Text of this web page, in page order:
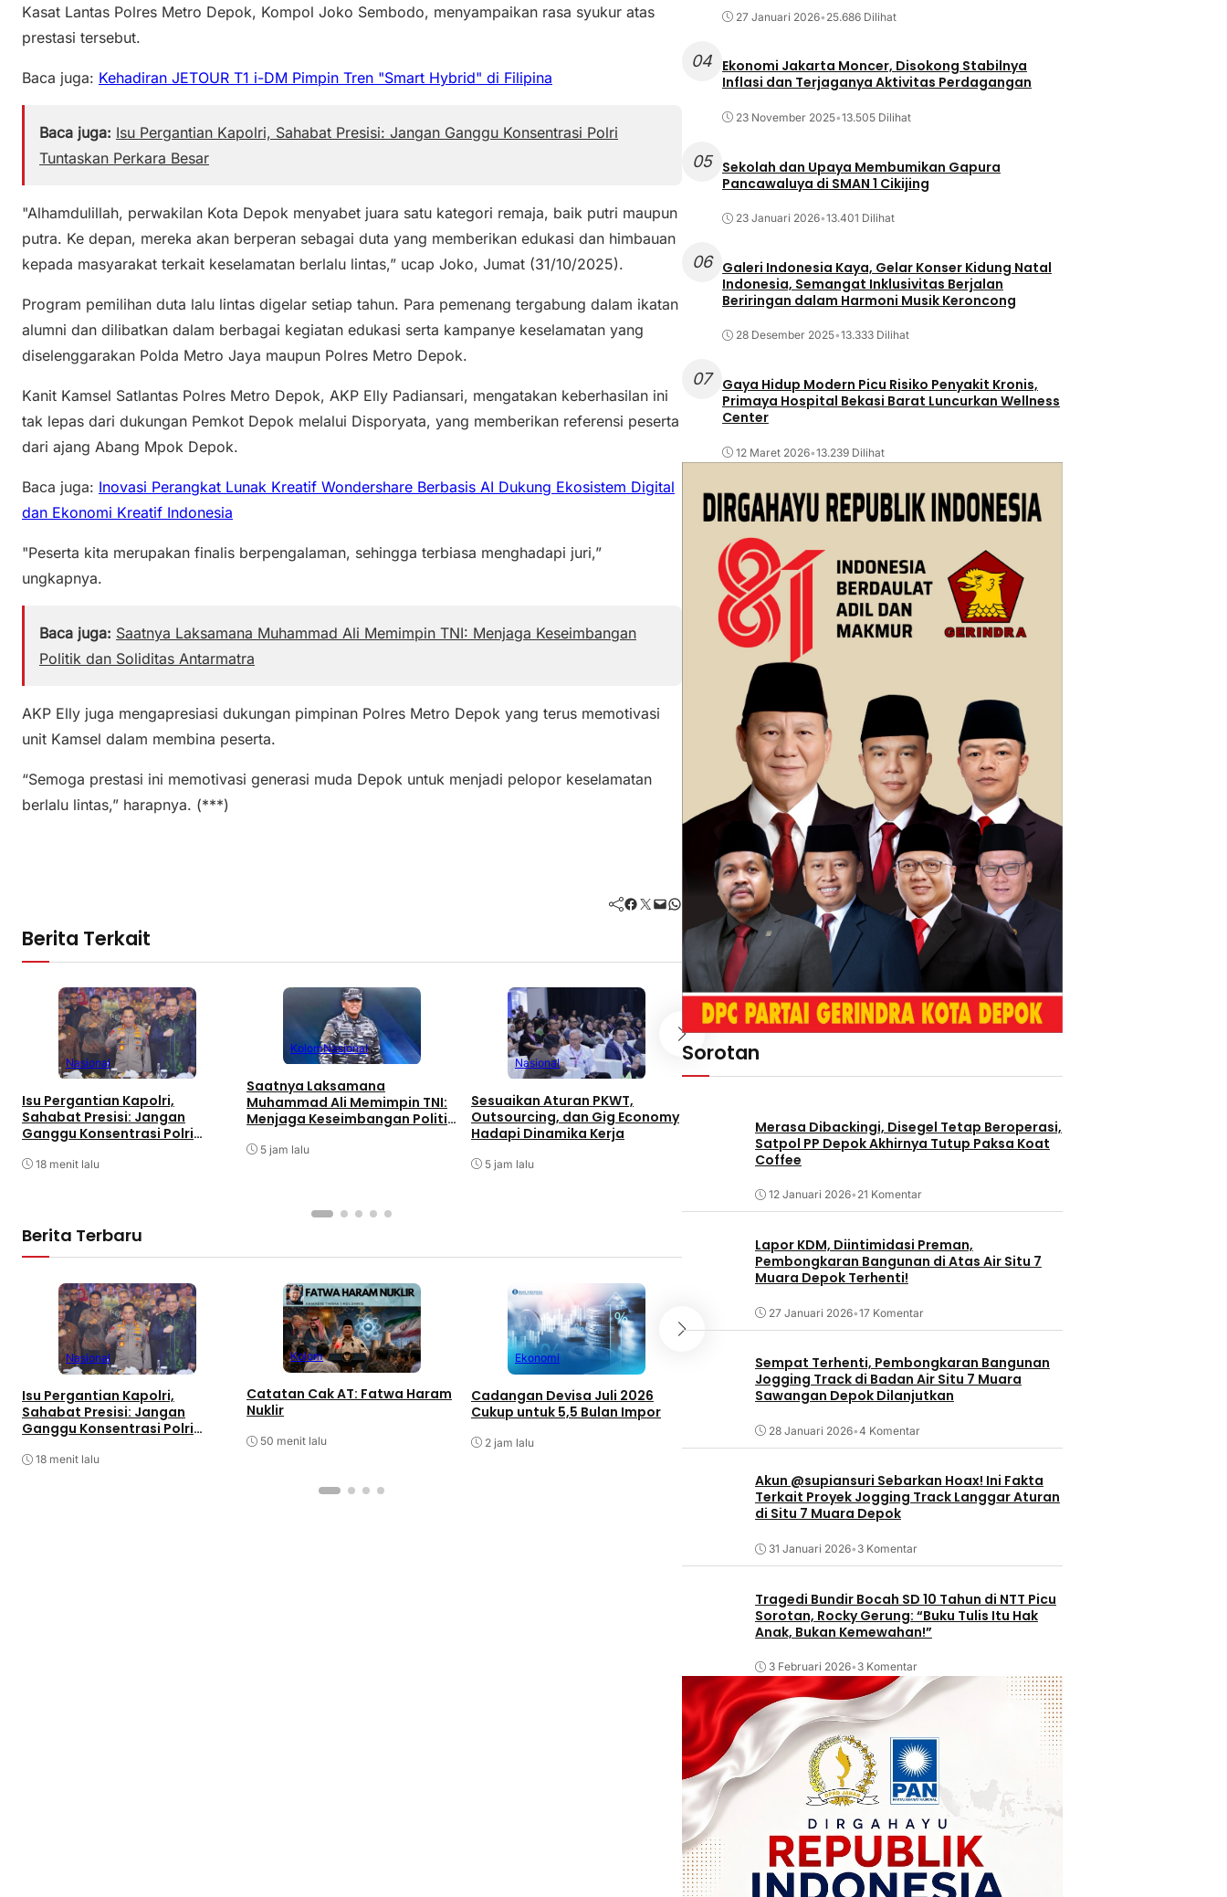
Kasat Lantas Polres Metro Depok, Kompol Joko Sembodo, menyampaikan rasa syukur atas
prestasi tersebut.
Baca juga: Kehadiran JETOUR T1 i-DM Pimpin Tren "Smart Hybrid" di Filipina
Baca juga: Isu Pergantian Kapolri, Sahabat Presisi: Jangan Ganggu Konsentrasi Polri
Tuntaskan Perkara Besar
"Alhamdulillah, perwakilan Kota Depok menyabet juara satu kategori remaja, baik putri maupun
putra. Ke depan, mereka akan berperan sebagai duta yang memberikan edukasi dan himbauan
kepada masyarakat terkait keselamatan berlalu lintas,” ucap Joko, Jumat (31/10/2025).
Program pemilihan duta lalu lintas digelar setiap tahun. Para pemenang tergabung dalam ikatan
alumni dan dilibatkan dalam berbagai kegiatan edukasi serta kampanye keselamatan yang
diselenggarakan Polda Metro Jaya maupun Polres Metro Depok.
Kanit Kamsel Satlantas Polres Metro Depok, AKP Elly Padiansari, mengatakan keberhasilan ini
tak lepas dari dukungan Pemkot Depok melalui Disporyata, yang memberikan referensi peserta
dari ajang Abang Mpok Depok.
Baca juga: Inovasi Perangkat Lunak Kreatif Wondershare Berbasis AI Dukung Ekosistem Digital
dan Ekonomi Kreatif Indonesia
"Peserta kita merupakan finalis berpengalaman, sehingga terbiasa menghadapi juri,”
ungkapnya.
Baca juga: Saatnya Laksamana Muhammad Ali Memimpin TNI: Menjaga Keseimbangan
Politik dan Soliditas Antarmatra
AKP Elly juga mengapresiasi dukungan pimpinan Polres Metro Depok yang terus memotivasi
unit Kamsel dalam membina peserta.
“Semoga prestasi ini memotivasi generasi muda Depok untuk menjadi pelopor keselamatan
berlalu lintas,” harapnya. (***)
Facebook Twitter Mail WhatsApp
Berita Terkait
Nasional
Isu Pergantian Kapolri,
Sahabat Presisi: Jangan
Ganggu Konsentrasi Polri
18 menit lalu
KolomNasional
Saatnya Laksamana
Muhammad Ali Memimpin TNI:
Menjaga Keseimbangan Politik
5 jam lalu
Nasional
Sesuaikan Aturan PKWT,
Outsourcing, dan Gig Economy
Hadapi Dinamika Kerja
5 jam lalu
Nasional
Syurdi Rusuh di Jonggol
17 jam lalu
EkonomiNasional
Bupati Bogor Rudi Susmanto
Meresmikan Pasar Hewan
Jonggol, Jadi Pasar Hewan
Berita Terbaru
Nasional
Isu Pergantian Kapolri,
Sahabat Presisi: Jangan
Ganggu Konsentrasi Polri
18 menit lalu
Kolom
Catatan Cak AT: Fatwa Haram
Nuklir
50 menit lalu
Ekonomi
Cadangan Devisa Juli 2026
Cukup untuk 5,5 Bulan Impor
2 jam lalu
PLN UP2B DKI Jakarta dan
Banten Tingkatkan Awareness
untuk Perkuat Keandalan
Pasokan Listrik
2 jam lalu
Saatnya Laksamana
Muhammad Ali Memimpin TNI:
27 Januari 2026• 25.686 Dilihat
04 Ekonomi Jakarta Moncer, Disokong Stabilnya
Inflasi dan Terjaganya Aktivitas Perdagangan
23 November 2025•13.505 Dilihat
05
Sekolah dan Upaya Membumikan Gapura
Pancawaluya di SMAN 1 Cikijing
23 Januari 2026•13.401 Dilihat
06
Galeri Indonesia Kaya, Gelar Konser Kidung Natal
Indonesia, Semangat Inklusivitas Berjalan
Beriringan dalam Harmoni Musik Keroncong
28 Desember 2025•13.333 Dilihat
07
Gaya Hidup Modern Picu Risiko Penyakit Kronis,
Primaya Hospital Bekasi Barat Luncurkan Wellness
Center
12 Maret 2026•13.239 Dilihat
Sorotan
Merasa Dibackingi, Disegel Tetap Beroperasi,
Satpol PP Depok Akhirnya Tutup Paksa Koat
Coffee
12 Januari 2026• 21 Komentar
Lapor KDM, Diintimidasi Preman,
Pembongkaran Bangunan di Atas Air Situ 7
Muara Depok Terhenti!
27 Januari 2026•17 Komentar
Sempat Terhenti, Pembongkaran Bangunan
Jogging Track di Badan Air Situ 7 Muara
Sawangan Depok Dilanjutkan
28 Januari 2026•4 Komentar
Akun @supiansuri Sebarkan Hoax! Ini Fakta
Terkait Proyek Jogging Track Langgar Aturan
di Situ 7 Muara Depok
31 Januari 2026• 3 Komentar
Tragedi Bundir Bocah SD 10 Tahun di NTT Picu
Sorotan, Rocky Gerung: “Buku Tulis Itu Hak
Anak, Bukan Kemewahan!”
3 Februari 2026• 3 Komentar